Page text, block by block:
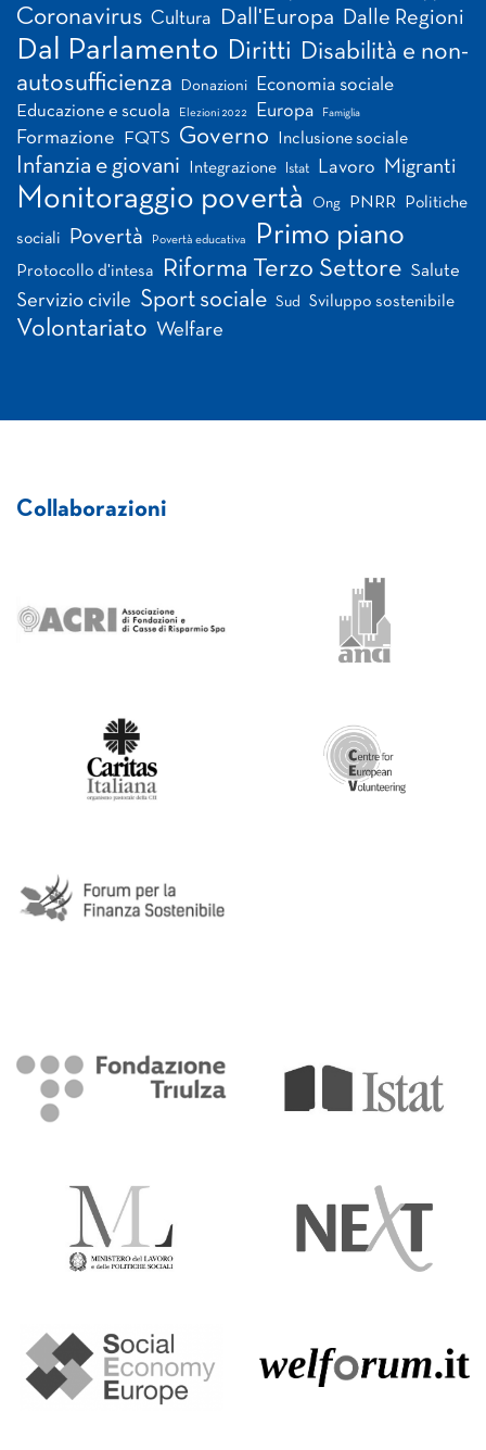
Coronavirus Cultura Dall'Europa Dalle Regioni
Dal Parlamento Diritti
Disabilità e non-
autosufficienza
Donazioni Economia sociale
Educazione e scuola Elezioni 2022 Europa Famiglia
Formazione FQTS Governo Inclusione sociale
Infanzia e giovani Integrazione Istat Lavoro Migranti
Monitoraggio povertà Ong PNRR Politiche
sociali Povertà Povertà educativa Primo piano
Protocollo d'intesa Riforma Terzo Settore Salute
Servizio civile Sport sociale Sud Sviluppo sostenibile
Volontariato Welfare
Collaborazioni